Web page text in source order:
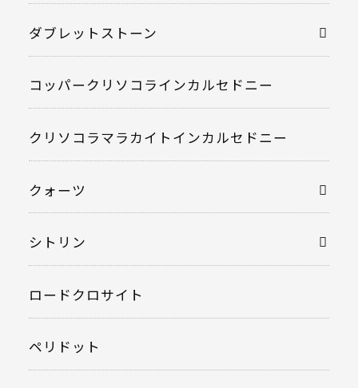
ダブレットストーン
コッパークリソコラインカルセドニー
クリソコラマラカイトインカルセドニー
クォーツ
シトリン
ロードクロサイト
ペリドット